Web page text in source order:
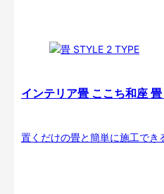
インテリア畳 ここち和座
置くだけの畳と簡単に施工でき